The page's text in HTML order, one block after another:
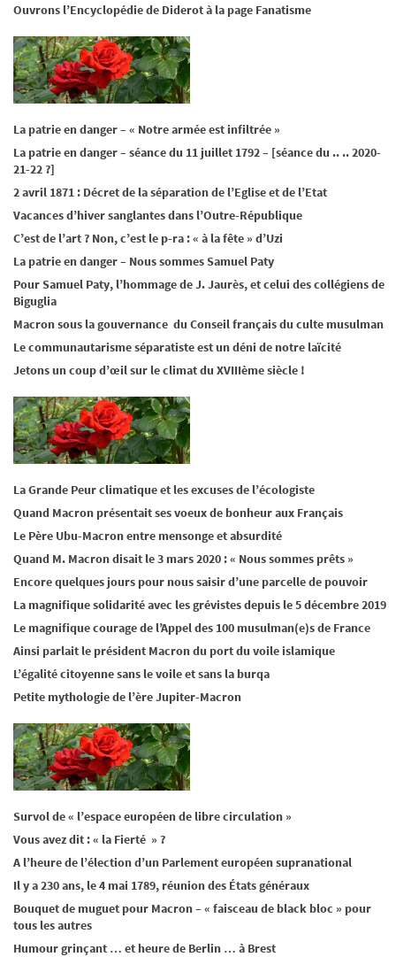
Ouvrons l’Encyclopédie de Diderot à la page Fanatisme
La patrie en danger – « Notre armée est infiltrée »
La patrie en danger – séance du 11 juillet 1792 – [séance du .. .. 2020-
21-22 ?]
2 avril 1871 : Décret de la séparation de l’Eglise et de l’Etat
Vacances d’hiver sanglantes dans l’Outre-République
C’est de l’art ? Non, c’est le p-ra : « à la fête » d’Uzi
La patrie en danger – Nous sommes Samuel Paty
Pour Samuel Paty, l’hommage de J. Jaurès, et celui des collégiens de
Biguglia
Macron sous la gouvernance du Conseil français du culte musulman
Le communautarisme séparatiste est un déni de notre laïcité
Jetons un coup d’œil sur le climat du XVIIIème siècle !
La Grande Peur climatique et les excuses de l’écologiste
Quand Macron présentait ses voeux de bonheur aux Français
Le Père Ubu-Macron entre mensonge et absurdité
Quand M. Macron disait le 3 mars 2020 : « Nous sommes prêts »
Encore quelques jours pour nous saisir d’une parcelle de pouvoir
La magnifique solidarité avec les grévistes depuis le 5 décembre 2019
Le magnifique courage de l’Appel des 100 musulman(e)s de France
Ainsi parlait le président Macron du port du voile islamique
L’égalité citoyenne sans le voile et sans la burqa
Petite mythologie de l’ère Jupiter-Macron
Survol de « l’espace européen de libre circulation »
Vous avez dit : « la Fierté » ?
A l’heure de l’élection d’un Parlement européen supranational
Il y a 230 ans, le 4 mai 1789, réunion des États généraux
Bouquet de muguet pour Macron – « faisceau de black bloc » pour
tous les autres
Humour grinçant … et heure de Berlin … à Brest